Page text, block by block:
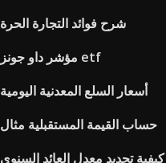
شرح فوائد التجارة الحرة
مؤشر داو جونز etf
أسعار السلع المعدنية اليومية
حساب القيمة المستقبلية مثال
كيفية تحديد معدل العائد السنوي